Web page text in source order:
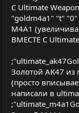
ы
й
г
о
о
с
С Ultimate
"goldm4a1" "t"
M4A1
ВМЕСТЕ С
Золотой AK47 из
(просто
написали в